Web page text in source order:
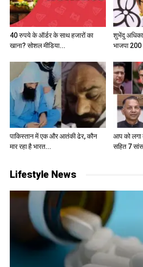
40 रुपये के ऑर्डर के साथ हजारों का
खाना? सोशल मीडिया...
शुभेंदु
भाजपा 200
पाकिस्तान में एक और आतंकी ढेर, कौन
मार रहा है भारत...
आप को लगा
सहित 7
Lifestyle News